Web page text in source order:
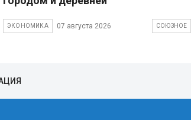
ЭКОНОМИКА 07 августа 2026 СОЮЗНОЕ